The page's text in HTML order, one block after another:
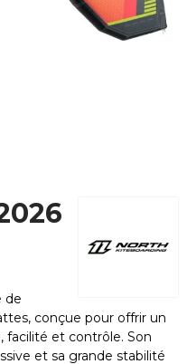
de
conçue pour offrir un
facilité et contrôle. Son
et sa grande stabilité